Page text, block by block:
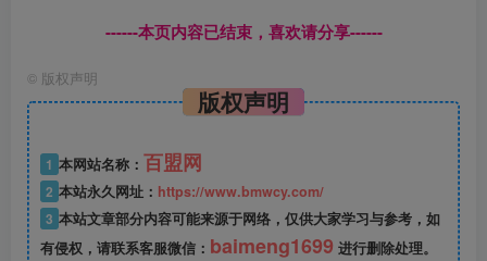
------本页内容已结束，喜欢请分享------
© 版权声明
版权声明
1 本网站名称： 百盟网
2 本站永久网址： https://www.bmwcy.com/
3 本站文章部分内容可能来源于网络，仅供大家学习与参考，如
有侵权，请联系客服微信： baimeng1699 进行删除处理。